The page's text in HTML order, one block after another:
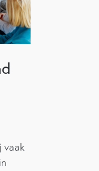
vaak